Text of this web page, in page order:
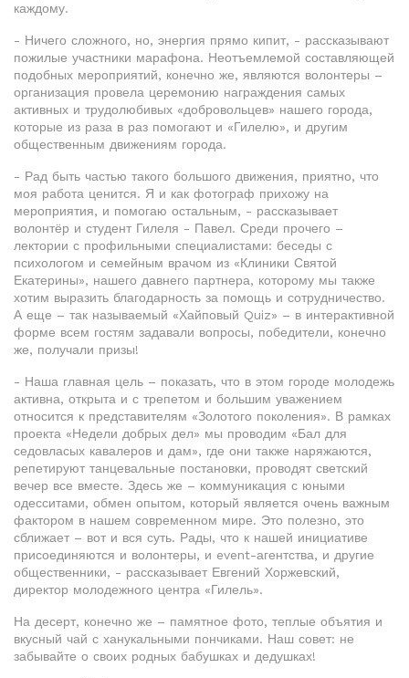
каждому.
- Ничего сложного, но, энергия прямо кипит, - рассказывают
пожилые участники марафона. Неотъемлемой составляющей
подобных мероприятий, конечно же, являются волонтеры –
организация провела церемонию награждения самых
активных и трудолюбивых «добровольцев» нашего города,
которые из раза в раз помогают и «Гилелю», и другим
общественным движениям города.
- Рад быть частью такого большого движения, приятно, что
моя работа ценится. Я и как фотограф прихожу на
мероприятия, и помогаю остальным, - рассказывает
волонтёр и студент Гилеля - Павел. Среди прочего –
лектории с профильными специалистами: беседы с
психологом и семейным врачом из «Клиники Святой
Екатерины», нашего давнего партнера, которому мы также
хотим выразить благодарность за помощь и сотрудничество.
А еще – так называемый «Хайповый Quiz» – в интерактивной
форме всем гостям задавали вопросы, победители, конечно
же, получали призы!
- Наша главная цель – показать, что в этом городе молодежь
активна, открыта и с трепетом и большим уважением
относится к представителям «Золотого поколения». В рамках
проекта «Недели добрых дел» мы проводим «Бал для
седовласых кавалеров и дам», где они также наряжаются,
репетируют танцевальные постановки, проводят светский
вечер все вместе. Здесь же – коммуникация с юными
одесситами, обмен опытом, который является очень важным
фактором в нашем современном мире. Это полезно, это
сближает – вот и вся суть. Рады, что к нашей инициативе
присоединяются и волонтеры, и event-агентства, и другие
общественники, - рассказывает Евгений Хоржевский,
директор молодежного центра «Гилель».
На десерт, конечно же – памятное фото, теплые объятия и
вкусный чай с ханукальными пончиками. Наш совет: не
забывайте о своих родных бабушках и дедушках!